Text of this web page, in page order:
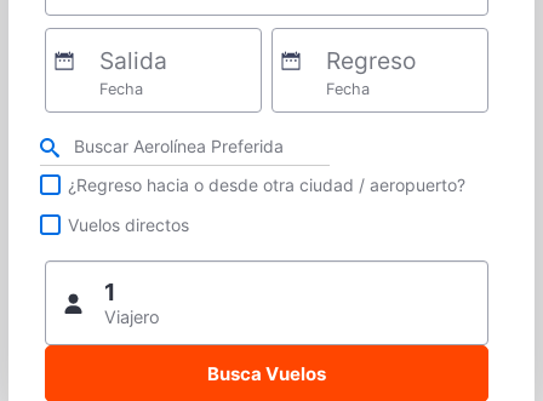
Salida
Fecha
Regreso
Fecha
Refina tu búsqueda por aerolínea, ciudad o aeropuerto o vuelos directos
¿Regreso hacia o desde otra ciudad / aeropuerto?
Vuelos directos
1
Viajero